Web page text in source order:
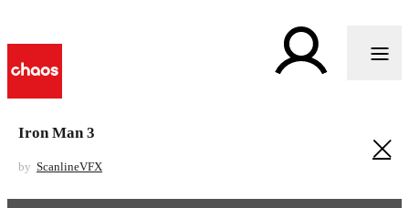
Iron Man 3
by ScanlineVFX